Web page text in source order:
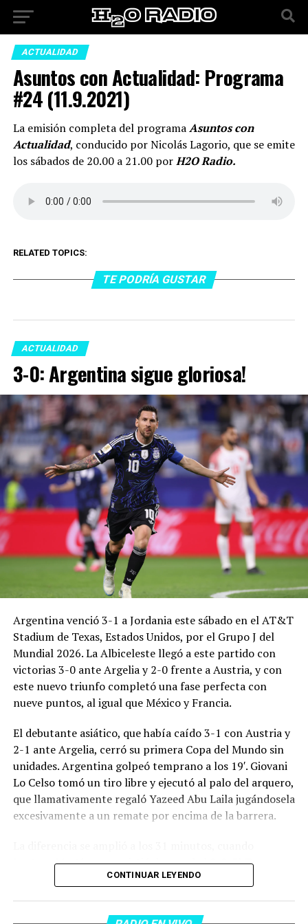
ACTUALIDAD
Asuntos con Actualidad: Programa
#24 (11.9.2021)
La emisión completa del programaAsuntos con
Actualidad, conducido por Nicolás Lagorio, que se emite
los sábados de 20.00 a 21.00 porH2O Radio.
RELATED TOPICS:
TE PODRÍA GUSTAR
ACTUALIDAD
3-0: Argentina sigue gloriosa!
Argentina venció 3-1 a Jordania este sábado en el AT&T
Stadium de Texas, Estados Unidos, por el Grupo J del
Mundial 2026. La Albiceleste llegó a este partido con
victorias 3-0 ante Argelia y 2-0 frente a Austria, y con
este nuevo triunfo completó una fase perfecta con
nueve puntos, al igual que México y Francia.
El debutante asiático, que había caído 3-1 con Austria y
2-1 ante Argelia, cerró su primera Copa del Mundo sin
unidades. Argentina golpeó temprano a los 19′. Giovani
Lo Celso tomó un tiro libre y ejecutó al palo del arquero,
que llamativamente regaló Yazeed Abu Laila jugándosela
excesivamente a un remate por encima de la barrera.
Lautaro Martínez convirtió de penal el 2-0. El Toro
anotó su primer gol en Copas del Mundo, tras no
dentro del área sobre Marcos Senesi, que intentó ir a
CONTINUAR LEYENDO